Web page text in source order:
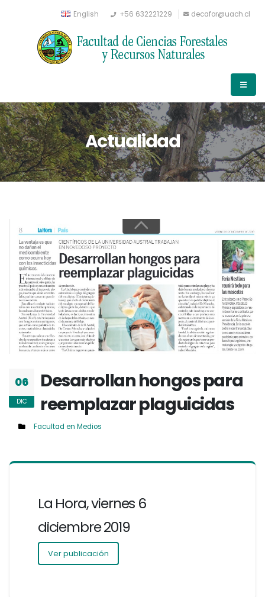
English +56 632221229 decafor@uach.cl
Actualidad
06
DIC
Desarrollan hongos para
reemplazar plaguicidas
Facultad en Medios
La Hora, viernes 6
diciembre 2019
Ver publicación